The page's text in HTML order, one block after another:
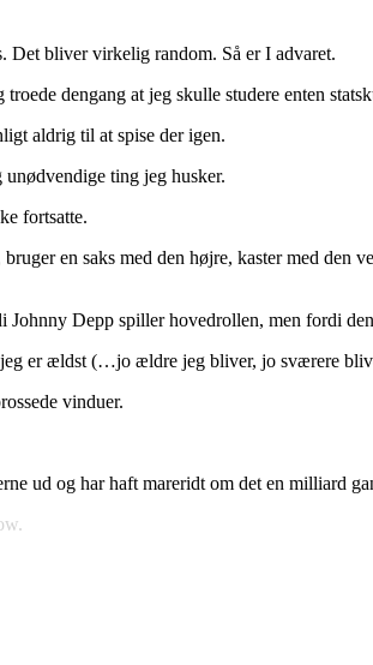
Det bliver virkelig random. Så er I advaret.
dengang at jeg skulle studere enten
aldrig til at spise der igen.
ting jeg husker.
fortsatte.
en saks med den højre, kaster med
Johnny Depp spiller hovedrollen, men fordi
er ældst (…jo ældre jeg bliver, jo sværere
vinduer.
ud og har haft mareridt om det en milliard